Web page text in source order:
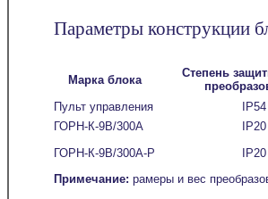
Параметры конструкции
Марка блока
Степень
Пульт управления
IP54
ГОРН-К-9В/300А
IP20
ГОРН-К-9В/300А-Р
IP20
Примечание: рамеры и вес